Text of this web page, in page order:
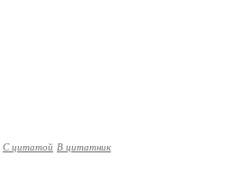
С цитатой В цитатник